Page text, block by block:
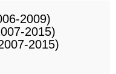
2009)
2015)
2015)